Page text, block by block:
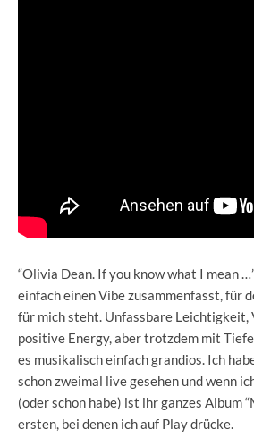
“Olivia Dean. If you know what I mean
einfach einen Vibe zusammenfasst, für
für mich steht. Unfassbare Leichtigkeit,
positive Energy, aber trotzdem mit
es musikalisch einfach grandios. Ich
schon zweimal live gesehen und wenn
(oder schon habe) ist ihr ganzes Album
ersten, bei denen ich auf Play drücke.